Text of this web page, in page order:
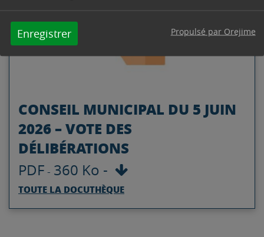
Enregistrer Propulsé par Orejime
CONSEIL MUNICIPAL DU 5 JUIN
2026 – VOTE DES
DÉLIBÉRATIONS
PDF - 360 Ko -
TOUTE LA DOCUTHÈQUE